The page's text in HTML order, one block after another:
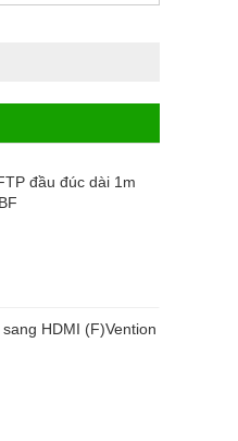
đầu đúc dài 1m
HDMI (F)Vention